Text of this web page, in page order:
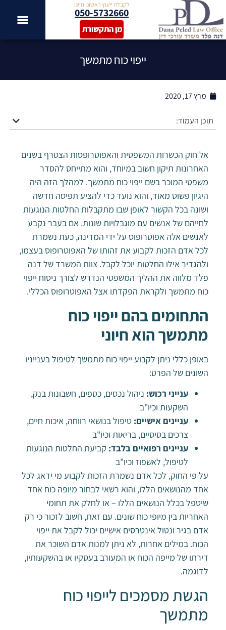
לקבלת ייעוץ ראשוני חייגו
050-5732660
מן התקשורת
ייפוי כוח מתמשך
מרץ 17, 2020
תוכן העמוד:
אל חוק הכשרות המשפטית והאפוטרופסות הצטרף בשנים
האחרונות תיקון חשוב במיוחד, והוא מתייחס להסדר
משפטי המוכר בשם ייפוי כוח מתמשך. למהלך הזה היה
היגיון פשוט מאוד, והוא נועד כדי להציע תפיסה חדשה
ושונה בכל הקשור לאופן שבו מתקבלות החלטות הנוגעות
לחייהם של אנשים עם מוגבלויות שונות. אם בעבר נקבע
לאנשים אלה אפוטרופוס על ידי המדינה, כעת נשמרת
לכל אדם הזכות לקבוע את זהותו של האפוטרופוס בעצמו,
ולהגדיר אילו החלטות יוכל לקבל. צוות המשרד של דנה
פלד מלווה את ההליך המשפטי הנדרש לצורך ניסוח ייפוי
כוח מתמשך ולקראת הפקדתו אצל האפוטרופוס הכללי.
התחומים בהם ייפוי כוח
מתמשך הוא חיוני
באופן כללי ניתן לקבוע ייפוי כוח מתמשך לטיפול בענייניו
השונים של הפרט:
ענייני רכוש: ניהול נכסים, כספים, חשבונות בנק,
השקעות וכיו"ב
עניינים אישיים: טיפול בנושאי רווחה, איכות חיים,
צרכים בסיסיים, בריאות וכיו"ב
עניינים רפואיים בלבד: קביעת החלטות הנוגעות
לטיפול, לאשפוז וכיו"ב
על פי החוק, לכל אדם נשמרת הזכות לקבוע מי ידאג לכל
אחד מהנושאים הללו, והוא רשאי לבחור מיופה כוח אחד
שיטפל בכלל הנושאים הללו – או לחלק את תחומי
האחריות בין מיופי כוח שונים. עם זאת, חשוב לזכור כי רק
אדם בגיר ונטול אינטרסים אישיים יכול לקבל את ייפוי
הכוח. במילים אחרות, לא ניתן למנות אדם השוכר את
דירתו של מייפה הכוח או המעורב בעסקיו או בהשקעותיו,
לדוגמה.
הגשת מסמכים לייפוי כוח
מתמשך